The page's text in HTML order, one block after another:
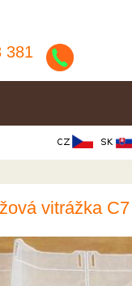
381
vitrážka